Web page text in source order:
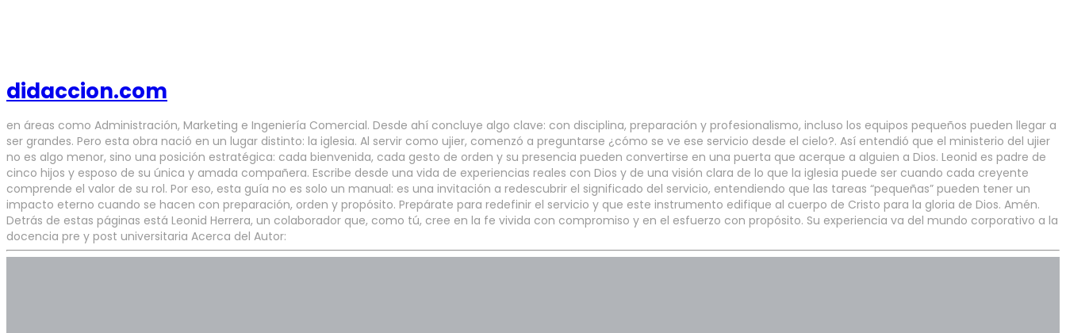
didaccion.com
en áreas como Administración, Marketing e Ingeniería Comercial. Desde ahí concluye algo clave: con disciplina, preparación y profesionalismo, incluso los equipos pequeños pueden llegar a
ser grandes. Pero esta obra nació en un lugar distinto: la iglesia. Al servir como ujier, comenzó a preguntarse ¿cómo se ve ese servicio desde el cielo?. Así entendió que el ministerio del ujier
no es algo menor, sino una posición estratégica: cada bienvenida, cada gesto de orden y su presencia pueden convertirse en una puerta que acerque a alguien a Dios. Leonid es padre de
cinco hijos y esposo de su única y amada compañera. Escribe desde una vida de experiencias reales con Dios y de una visión clara de lo que la iglesia puede ser cuando cada creyente
comprende el valor de su rol. Por eso, esta guía no es solo un manual: es una invitación a redescubrir el significado del servicio, entendiendo que las tareas “pequeñas” pueden tener un
impacto eterno cuando se hacen con preparación, orden y propósito. Prepárate para redefinir el servicio y que este instrumento edifique al cuerpo de Cristo para la gloria de Dios. Amén.
Detrás de estas páginas está Leonid Herrera, un colaborador que, como tú, cree en la fe vivida con compromiso y en el esfuerzo con propósito. Su experiencia va del mundo corporativo a la
docencia pre y post universitaria Acerca del Autor: